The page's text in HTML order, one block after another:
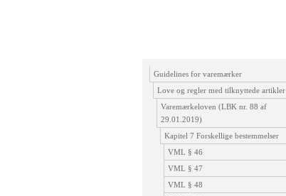
Guidelines for varemærker
Love og regler med tilknyttede artikler
Varemærkeloven (LBK nr. 88 af
29.01.2019)
Kapitel 7 Forskellige bestemmelser
VML § 46
VML § 47
VML § 48